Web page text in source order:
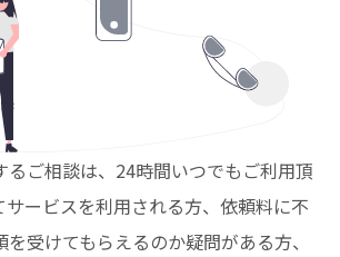
るご相談は、24時間いつでもご利用頂
サービスを利用される方、依頼料に不
受けてもらえるのか疑問がある方、